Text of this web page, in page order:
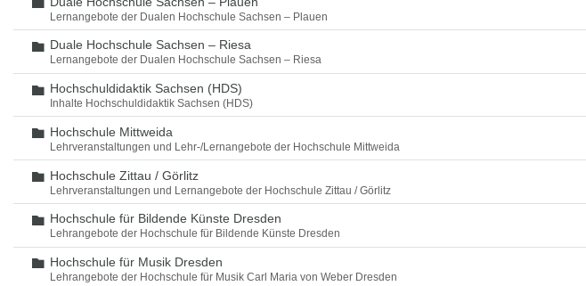
Lernangebote der Dualen Hochschule Sachsen – Plauen
Ordner
Duale Hochschule Sachsen – Riesa
Lernangebote der Dualen Hochschule Sachsen – Riesa
Ordner
Hochschuldidaktik Sachsen (HDS)
Inhalte Hochschuldidaktik Sachsen (HDS)
Ordner
Hochschule Mittweida
Lehrveranstaltungen und Lehr-/Lernangebote der Hochschule Mittweida
Ordner
Hochschule Zittau / Görlitz
Lehrveranstaltungen und Lernangebote der Hochschule Zittau / Görlitz
Ordner
Hochschule für Bildende Künste Dresden
Lehrangebote der Hochschule für Bildende Künste Dresden
Ordner
Hochschule für Musik Dresden
Lehrangebote der Hochschule für Musik Carl Maria von Weber Dresden